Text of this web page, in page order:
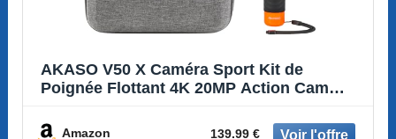
AKASO V50 X Caméra Sport Kit de
Poignée Flottant 4K 20MP Action Cam
Amazon 139.99 €